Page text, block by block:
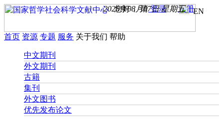
您好， 请登录 注册EN
2026年08月07日 星期五
首页 资源 专题 服务 关于我们 帮助
中文期刊
外文期刊
古籍
集刊
外文图书
优先发布论文